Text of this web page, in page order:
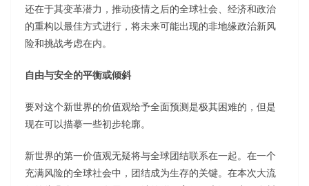
还在于其变革潜力，推动疫情之后的全球社会、经济和政治
的重构以最佳方式进行，将未来可能出现的非地缘政治新风
险和挑战考虑在内。
自由与安全的平衡或倾斜
要对这个新世界的价值观给予全面预测是极其困难的，但是
现在可以描摹一些初步轮廓。
新世界的第一价值观无疑将与全球团结联系在一起。在一个
充满风险的全球社会中，团结成为生存的关键。在本次大流